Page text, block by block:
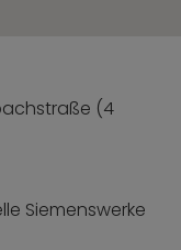
(4
Siemenswerke